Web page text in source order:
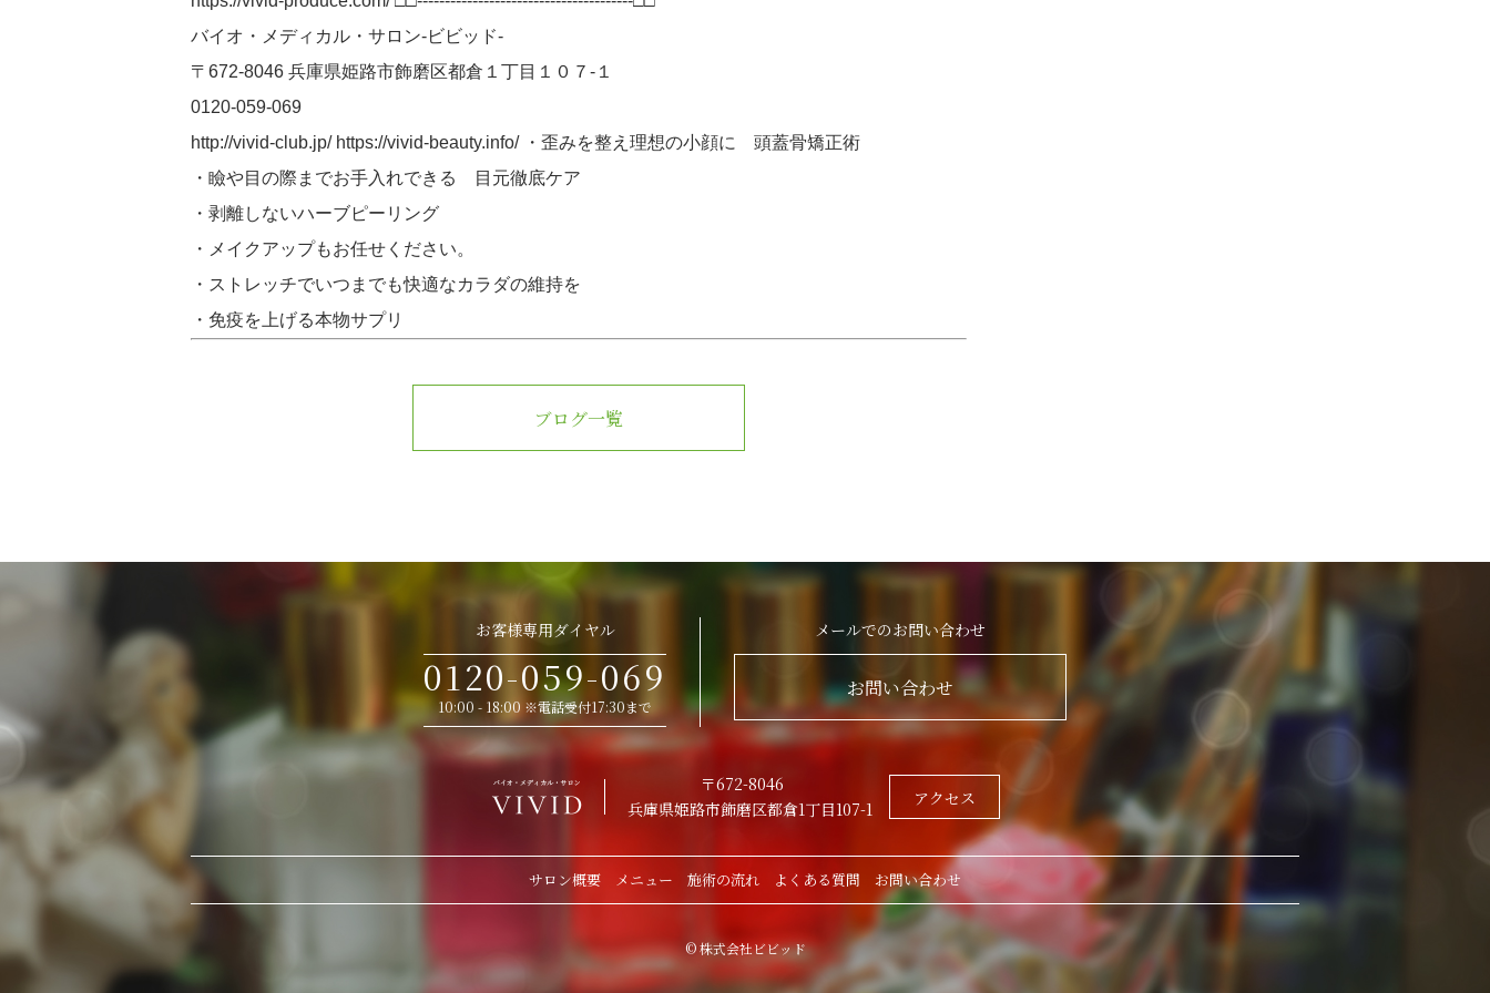
バイオ・メディカル・サロン-ビビッド-
〒672-8046 兵庫県姫路市飾磨区都倉１丁目１０７-１
0120-059-069
http://vivid-club.jp/ https://vivid-beauty.info/ ・歪みを整え理想の小顔に 頭蓋骨矯正術
・瞼や目の際までお手入れできる 目元徹底ケア
・剥離しないハーブピーリング
・メイクアップもお任せください。
・ストレッチでいつまでも快適なカラダの維持を
・免疫を上げる本物サプリ
ブログ一覧
お客様専用ダイヤル
0120-059-069
10:00 - 18:00 ※電話受付17:30まで
メールでのお問い合わせ
お問い合わせ
〒672-8046
兵庫県姫路市飾磨区都倉1丁目107-1
アクセス
サロン概要 メニュー 施術の流れ よくある質問 お問い合わせ
© 株式会社ビビッド